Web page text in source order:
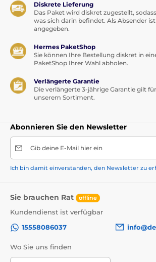
Diskrete Lieferung
Das Paket wird diskret zugestellt,
was sich darin befindet. Als Absender ist
angegeben.
Hermes PaketShop
Sie können Ihre Bestellung diskret in
PaketShop Ihrer Wahl abholen.
Verlängerte Garantie
Die verlängerte 3-jährige Garantie gilt
unserem Sortiment.
Abonnieren Sie den Newsletter
Gib deine E-Mail hier ein
Ich bin damit einverstanden, den Newsletter zu
Sie brauchen Rat offline
Kundendienst ist verfügbar
15558086037
Wo Sie uns finden